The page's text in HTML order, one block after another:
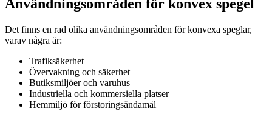
Användningsområden för konvex spegel
Det finns en rad olika användningsområden för konvexa speglar,
varav några är:
Trafiksäkerhet
Övervakning och säkerhet
Butiksmiljöer och varuhus
Industriella och kommersiella platser
Hemmiljö för förstoringsändamål